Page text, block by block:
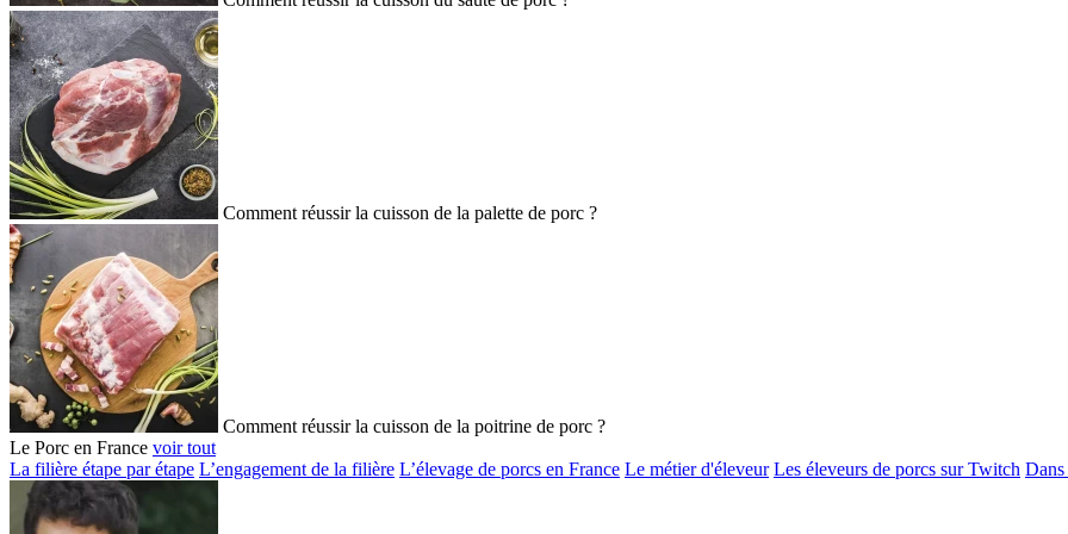
Comment réussir la cuisson de la palette de porc ?
Comment réussir la cuisson de la poitrine de porc ?
Le Porc en France voir tout
La filière étape par étape L’engagement de la filière L’élevage de porcs en France Le métier d'éleveur Les éleveurs de porcs sur Twitch Dans